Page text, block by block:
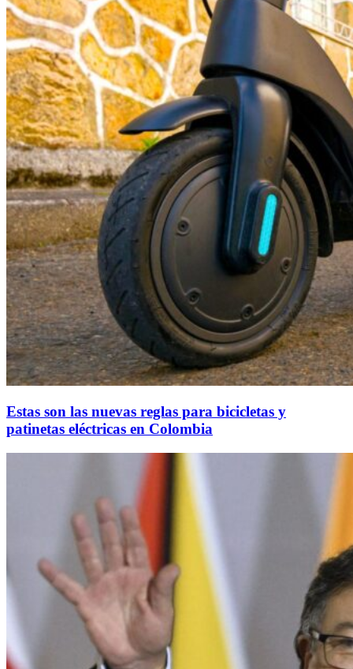
Estas son las nuevas reglas para bicicletas y
patinetas eléctricas en Colombia